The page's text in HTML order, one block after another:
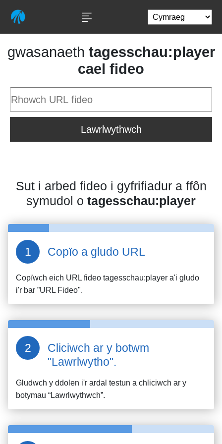
gwasanaeth tagesschau:player
cael fideo
Lawrlwythwch
Sut i arbed fideo i gyfrifiadur a ffôn
symudol o tagesschau:player
Copïo a gludo URL
Copïwch eich URL fideo tagesschau:player a'i gludo
i'r bar ”URL Fideo".
Cliciwch ar y botwm
"Lawrlwytho".
Gludwch y ddolen i'r ardal testun a chliciwch ar y
botymau “Lawrlwythwch”.